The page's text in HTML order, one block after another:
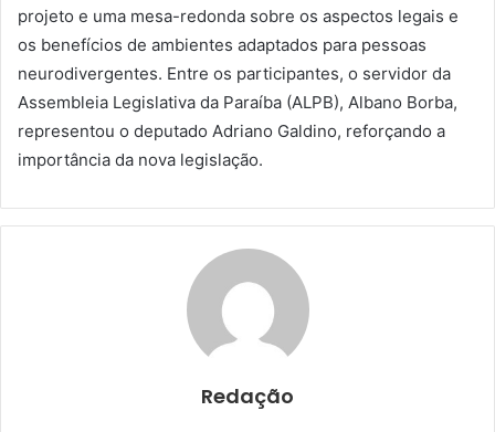
projeto e uma mesa-redonda sobre os aspectos legais e
os benefícios de ambientes adaptados para pessoas
neurodivergentes. Entre os participantes, o servidor da
Assembleia Legislativa da Paraíba (ALPB), Albano Borba,
representou o deputado Adriano Galdino, reforçando a
importância da nova legislação.
Redação